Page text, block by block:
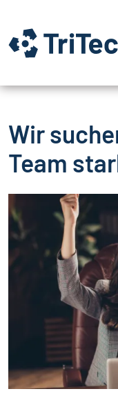
Wir
Team